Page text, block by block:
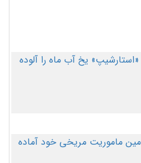
یخ آب ماه را آلوده
ماموریت مریخی خود آماده